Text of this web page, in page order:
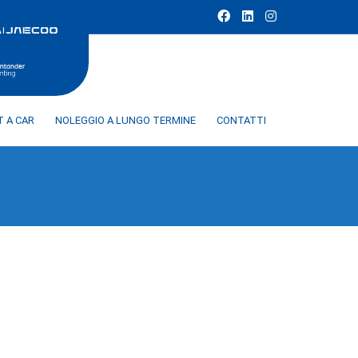
A CAR NOLEGGIO A LUNGO TERMINE CONTATTI